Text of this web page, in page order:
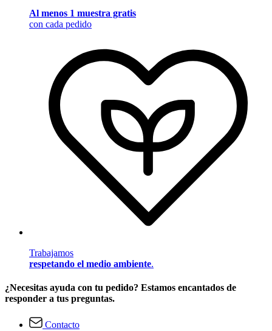
Al menos 1 muestra gratis
con cada pedido
Trabajamos
respetando el medio ambiente.
¿Necesitas ayuda con tu pedido? Estamos encantados de
responder a tus preguntas.
Contacto